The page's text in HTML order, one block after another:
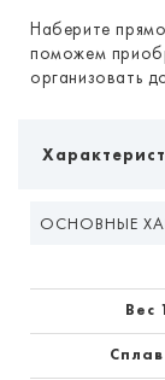
Наберите
поможем
организовать
ОСНОВНЫЕ
Вес